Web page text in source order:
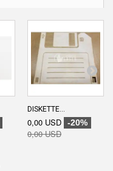
DISKETTE...
0,00 USD -20%
0,00 USD